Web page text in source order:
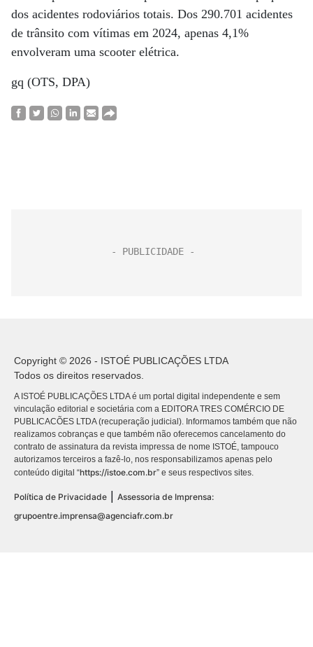
dos acidentes rodoviários totais. Dos 290.701 acidentes
de trânsito com vítimas em 2024, apenas 4,1%
envolveram uma scooter elétrica.
gq (OTS, DPA)
Copyright © 2026 - ISTOÉ PUBLICAÇÕES LTDA
Todos os direitos reservados.
A ISTOÉ PUBLICAÇÕES LTDA é um portal digital independente e sem
vinculação editorial e societária com a EDITORA TRES COMÉRCIO DE
PUBLICACÕES LTDA (recuperação judicial). Informamos também que não
realizamos cobranças e que também não oferecemos cancelamento do
contrato de assinatura da revista impressa de nome ISTOÉ, tampouco
autorizamos terceiros a fazê-lo, nos responsabilizamos apenas pelo
conteúdo digital “https://istoe.com.br” e seus respectivos sites.
Política de Privacidade
Assessoria de Imprensa:
grupoentre.imprensa@agenciafr.com.br